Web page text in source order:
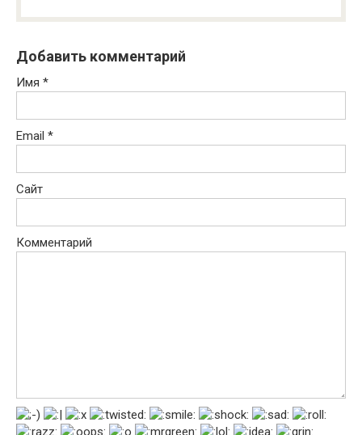
Добавить комментарий
Имя *
Email *
Сайт
Комментарий